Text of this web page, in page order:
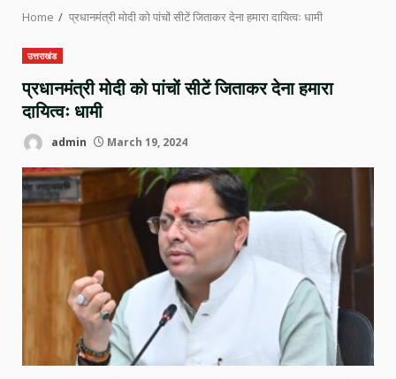
Home प्रधानमंत्री मोदी को पांचों सीटें जिताकर देना हमारा दायित्वः धामी
उत्तराखंड
प्रधानमंत्री मोदी को पांचों सीटें जिताकर देना हमारा
दायित्वः धामी
admin March 19, 2024